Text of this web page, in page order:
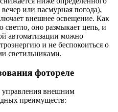
или пасмурная погода),
внешнее освещение. Как
светло, оно размыкает цепь, и
автоматизации можно
и не беспокоиться о
светильниками.
фотореле
управления внешним
преимуществ: